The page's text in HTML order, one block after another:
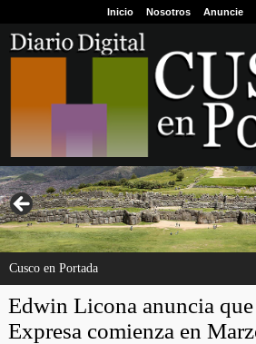
Inicio Nosotros Anuncie
Cusco en Portada
Edwin Licona anuncia
Expresa comienza en